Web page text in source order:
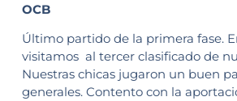
OCB
Último partido de la primera fase.
visitamos al tercer clasificado de
Nuestras chicas jugaron un buen
generales. Contento con la